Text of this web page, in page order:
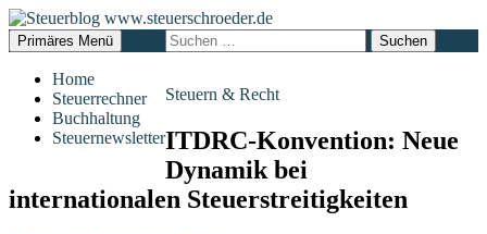
Zum
Inhalt
springen
Steuerblog
www.steuerschroeder.de
Suchen
Primäres Menü
Home
Steuerrechner
Buchhaltung
Steuernewsletter
Suchen
nach:
Steuern & Recht
ITDRC-Konvention: Neue
Dynamik bei
internationalen Steuerstreitigkeiten